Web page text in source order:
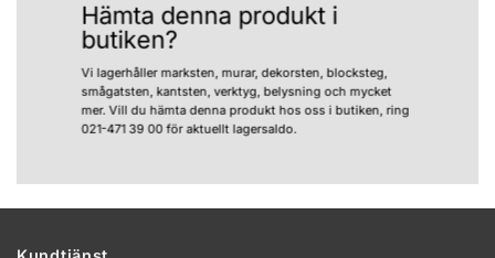
Hämta denna produkt i
butiken?
Vi lagerhåller marksten, murar, dekorsten, blocksteg,
smågatsten, kantsten, verktyg, belysning och mycket
mer. Vill du hämta denna produkt hos oss i butiken, ring
021-471 39 00 för aktuellt lagersaldo.